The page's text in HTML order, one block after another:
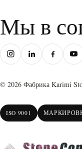
Мы в
© 2026 Фабрика Karimi
ISO 9001